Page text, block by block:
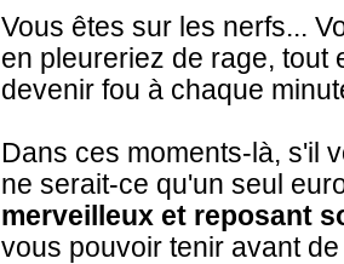
Vous êtes sur les nerfs...
en pleureriez de rage, tout
devenir fou à chaque
Dans ces moments-là, s'il
ne serait-ce qu'un seul
merveilleux et reposant
vous pouvoir tenir avant